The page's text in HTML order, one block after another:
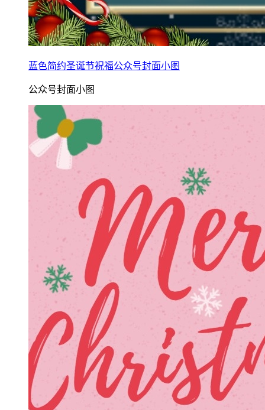
蓝色简约圣诞节祝福公众号封面小图
公众号封面小图